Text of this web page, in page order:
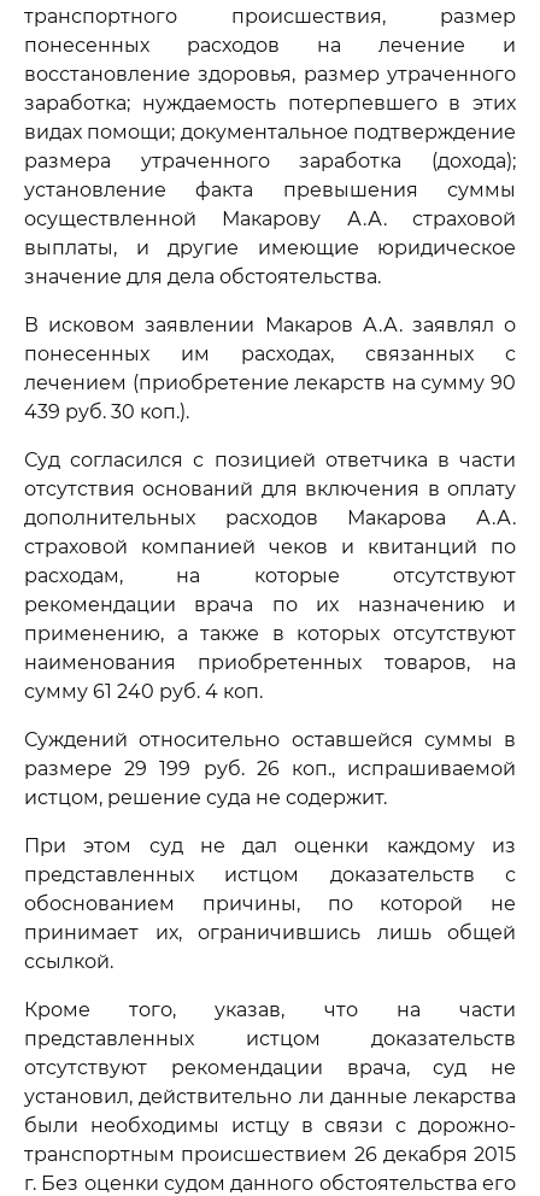
транспортного происшествия, размер
понесенных расходов на лечение и
восстановление здоровья, размер утраченного
заработка; нуждаемость потерпевшего в этих
видах помощи; документальное подтверждение
размера утраченного заработка (дохода);
установление факта превышения суммы
осуществленной Макарову А.А. страховой
выплаты, и другие имеющие юридическое
значение для дела обстоятельства.
В исковом заявлении Макаров А.А. заявлял о
понесенных им расходах, связанных с
лечением (приобретение лекарств на сумму 90
439 руб. 30 коп.).
Суд согласился с позицией ответчика в части
отсутствия оснований для включения в оплату
дополнительных расходов Макарова А.А.
страховой компанией чеков и квитанций по
расходам, на которые отсутствуют
рекомендации врача по их назначению и
применению, а также в которых отсутствуют
наименования приобретенных товаров, на
сумму 61 240 руб. 4 коп.
Суждений относительно оставшейся суммы в
размере 29 199 руб. 26 коп., испрашиваемой
истцом, решение суда не содержит.
При этом суд не дал оценки каждому из
представленных истцом доказательств с
обоснованием причины, по которой не
принимает их, ограничившись лишь общей
ссылкой.
Кроме того, указав, что на части
представленных истцом доказательств
отсутствуют рекомендации врача, суд не
установил, действительно ли данные лекарства
были необходимы истцу в связи с дорожно-
транспортным происшествием 26 декабря 2015
г. Без оценки судом данного обстоятельства его